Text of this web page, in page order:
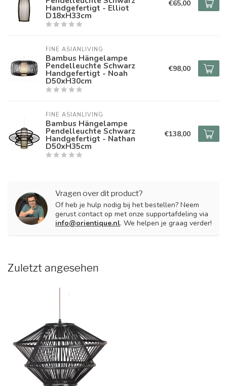
Handgefertigt - Elliot
D18xH33cm
€65,00
FINE ASIANLIVING
Bambus Hängelampe
Pendelleuchte Schwarz
Handgefertigt - Noah
D50xH30cm
€98,00
FINE ASIANLIVING
Bambus Hängelampe
Pendelleuchte Schwarz
Handgefertigt - Nathan
D50xH35cm
€138,00
Vragen over dit product?
Of heb je hulp nodig bij het bestellen? Neem
gerust contact op met onze supportafdeling via
info@orientique.nl. We helpen je graag verder!
Zuletzt angesehen